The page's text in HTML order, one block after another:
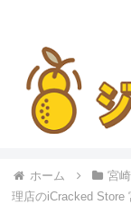
ホーム 宮
理店のiCracked Store